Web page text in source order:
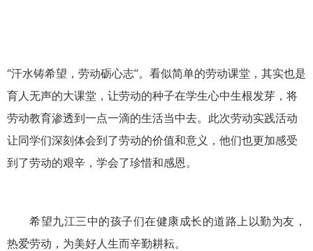
“汗水铸希望，劳动砺心志”。看似简单的劳动课堂，其实也是
育人无声的大课堂，让劳动的种子在学生心中生根发芽，将
劳动教育渗透到一点一滴的生活当中去。此次劳动实践活动
让同学们深刻体会到了劳动的价值和意义，他们也更加感受
到了劳动的艰辛，学会了珍惜和感恩。
希望九江三中的孩子们在健康成长的道路上以勤为友，
热爱劳动，为美好人生而辛勤耕耘。